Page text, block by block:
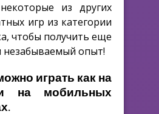
из других
игр из категории
чтобы получить еще
опыт!
играть как на
на мобильных